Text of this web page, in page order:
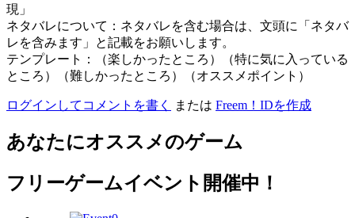
現」
ネタバレについて：ネタバレを含む場合は、文頭に「ネタバ
レを含みます」と記載をお願いします。
テンプレート：（楽しかったところ）（特に気に入っている
ところ）（難しかったところ）（オススメポイント）
ログインしてコメントを書く または Freem！IDを作成
あなたにオススメのゲーム
フリーゲームイベント開催中！